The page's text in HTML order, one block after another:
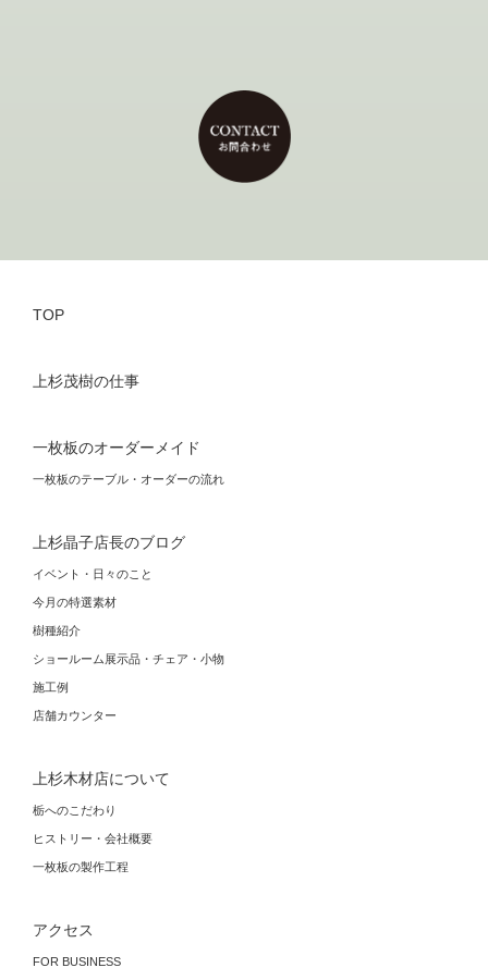
TOP
上杉茂樹の仕事
一枚板のオーダーメイド
一枚板のテーブル・オーダーの流れ
上杉晶子店長のブログ
イベント・日々のこと
今月の特選素材
樹種紹介
ショールーム展示品・チェア・小物
施工例
店舗カウンター
上杉木材店について
栃へのこだわり
ヒストリー・会社概要
一枚板の製作工程
アクセス
FOR BUSINESS